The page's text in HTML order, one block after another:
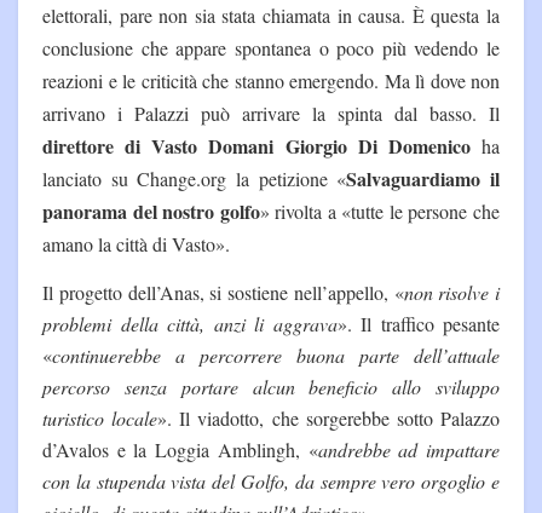
elettorali, pare non sia stata chiamata in causa. È questa la
conclusione che appare spontanea o poco più vedendo le
reazioni e le criticità che stanno emergendo. Ma lì dove non
arrivano i Palazzi può arrivare la spinta dal basso. Il
direttore di Vasto Domani Giorgio Di Domenicoha
lanciato su Change.org la petizione «Salvaguardiamo il
panorama del nostro golfo» rivolta a «tutte le persone che
amano la città di Vasto».
Il progetto dell’Anas, si sostiene nell’appello, «non risolve i
problemi della città, anzi li aggrava». Il traffico pesante
«continuerebbe a percorrere buona parte dell’attuale
percorso senza portare alcun beneficio allo sviluppo
turistico locale». Il viadotto, che sorgerebbe sotto Palazzo
d’Avalos e la Loggia Amblingh, «andrebbe ad impattare
con la stupenda vista del Golfo, da sempre vero orgoglio e